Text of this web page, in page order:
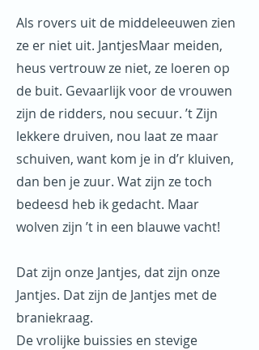
Als rovers uit de middeleeuwen zien
ze er niet uit. JantjesMaar meiden,
heus vertrouw ze niet, ze loeren op
de buit. Gevaarlijk voor de vrouwen
zijn de ridders, nou secuur. ’t Zijn
lekkere druiven, nou laat ze maar
schuiven, want kom je in d’r kluiven,
dan ben je zuur. Wat zijn ze toch
bedeesd heb ik gedacht. Maar
wolven zijn ’t in een blauwe vacht!
Dat zijn onze Jantjes, dat zijn onze
Jantjes. Dat zijn de Jantjes met de
braniekraag.
De vrolijke buissies en stevige